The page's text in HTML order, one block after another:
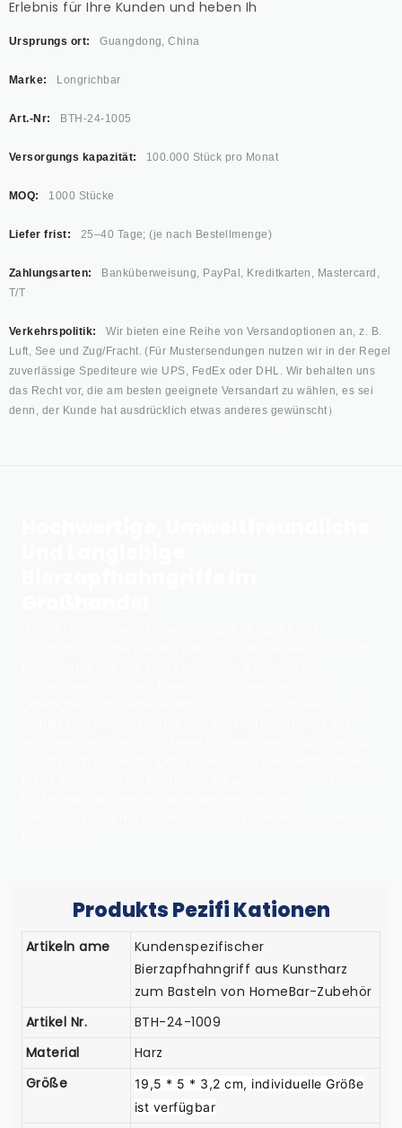
Erlebnis für Ihre Kunden und heben Ih
Ursprungs ort: Guangdong, China
Marke: Longrichbar
Art.-Nr: BTH-24-1005
Versorgungs kapazität: 100.000 Stück pro Monat
MOQ: 1000 Stücke
Liefer frist: 25–40 Tage; (je nach Bestellmenge)
Zahlungsarten:
Banküberweisung, PayPal, Kreditkarten, Mastercard,
T/T
Verkehrspolitik:
Wir bieten eine Reihe von Versandoptionen an, z. B.
Luft, See und Zug/Fracht. (Für Mustersendungen nutzen wir in der Regel
zuverlässige Spediteure wie UPS, FedEx oder DHL. Wir behalten uns
das Recht vor, die am besten geeignete Versandart zu wählen, es sei
denn, der Kunde hat ausdrücklich etwas anderes gewünscht）
Produkts Pezifi Kationen
Artikeln ame
Kundenspezifischer
Bierzapfhahngriff aus Kunstharz
zum Basteln von HomeBar-Zubehör
Artikel Nr.
BTH-24-1009
Material
Harz
Größe
19,5 * 5 * 3,2 cm, individuelle Größe
ist verfügbar